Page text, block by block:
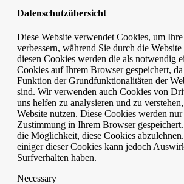
Datenschutzübersicht
Diese Website verwendet Cookies, um
verbessern, während Sie durch die
diesen Cookies werden die als notwendig
Cookies auf Ihrem Browser gespeichert,
Funktion der Grundfunktionalitäten der
sind. Wir verwenden auch Cookies von
uns helfen zu analysieren und zu
Website nutzen. Diese Cookies werden
Zustimmung in Ihrem Browser
die Möglichkeit, diese Cookies
einiger dieser Cookies kann jedoch
Surfverhalten haben.
Necessary